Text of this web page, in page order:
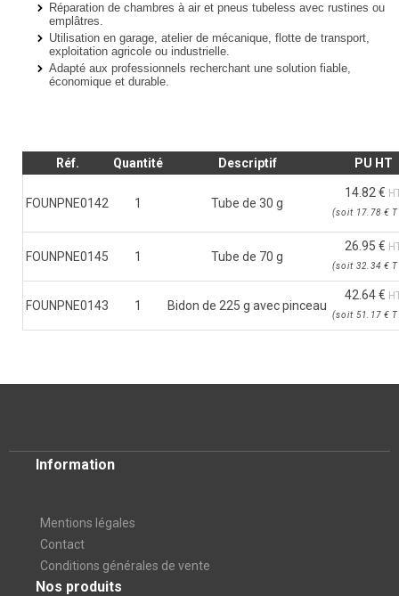
Réparation de chambres à air et pneus tubeless avec rustines ou
emplâtres.
Utilisation en garage, atelier de mécanique, flotte de transport,
exploitation agricole ou industrielle.
Adapté aux professionnels recherchant une solution fiable,
économique et durable.
Réf. Quantité Descriptif PU HT
FOUNPNE0142 1 Tube de 30 g
14.82 €
(soit 17.78 €
FOUNPNE0145 1 Tube de 70 g
26.95 €
(soit 32.34 €
FOUNPNE0143 1 Bidon de 225 g avec pinceau
42.64 €
(soit 51.17 €
Information
Mentions légales
Contact
Conditions générales de vente
Nos produits